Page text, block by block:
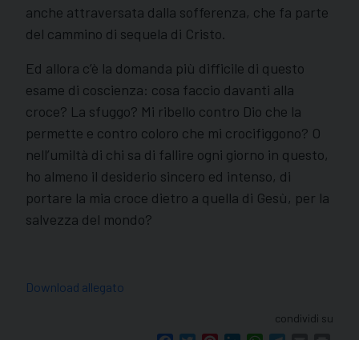
anche attraversata dalla sofferenza, che fa parte
del cammino di sequela di Cristo.
Ed allora c’è la domanda più difficile di questo
esame di coscienza: cosa faccio davanti alla
croce? La sfuggo? Mi ribello contro Dio che la
permette e contro coloro che mi crocifiggono? O
nell’umiltà di chi sa di fallire ogni giorno in questo,
ho almeno il desiderio sincero ed intenso, di
portare la mia croce dietro a quella di Gesù, per la
salvezza del mondo?
Download allegato
condividi su